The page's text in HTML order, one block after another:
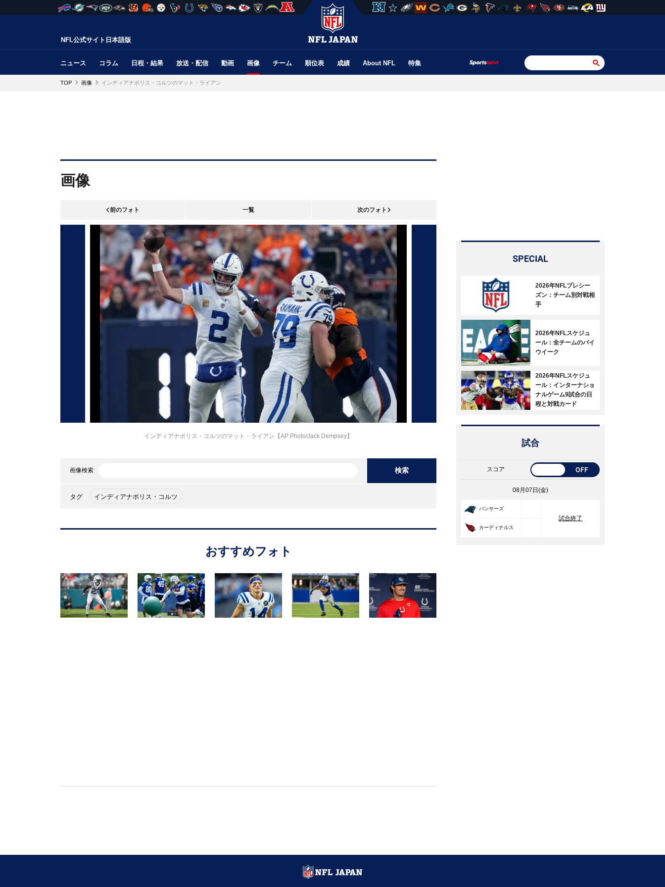
NFL公式サイト日本語版
ニュース コラム 日程・結果 放送・配信 動画 画像 チーム 順位表 成績 About NFL 特集
TOP 画像 インディアナポリス・コルツのマット・ライアン
画像
前のフォト 一覧 次のフォト
インディアナポリス・コルツのマット・ライアン【AP Photo/Jack Dempsey】
画像検索 検索
タグ インディアナポリス・コルツ
おすすめフォト
SPECIAL
2026年NFLプレシー
ズン：チーム別対戦相
手
2026年NFLスケジュ
ール：全チームのバイ
ウイーク
2026年NFLスケジュ
ール：インターナショ
ナルゲーム9試合の日
程と対戦カード
試合
スコア OFF
08月07日(金)
パンサーズ
試合終了
カーディナルス